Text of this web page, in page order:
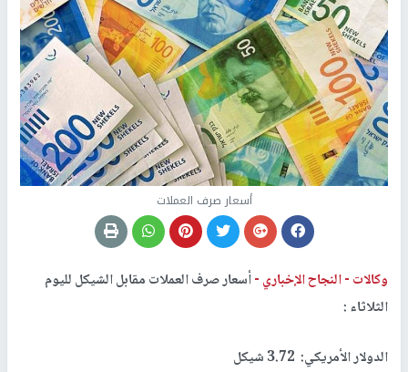
أسعار صرف العملات
وكالات -النجاح الإخباري -أسعار صرف العملات مقابل الشيكل لليوم
الثلاثاء :
الدولار الأمريكي: 3.72 شيكل